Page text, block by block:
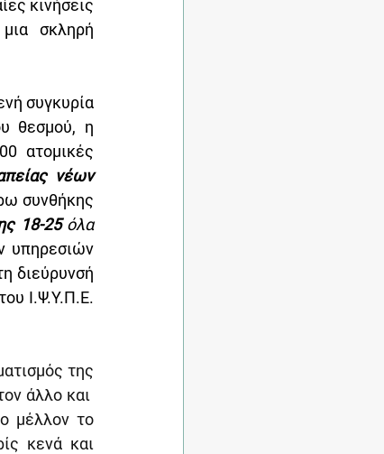
κινήσεις
σκληρή
συγκυρία
θεσμού, η
ατομικές
νέων
συνθήκης
18-25 όλα
υπηρεσιών
διεύρυνσή
Ι.Ψ.Υ.Π.Ε.
της
άλλο και
μέλλον το
κενά και